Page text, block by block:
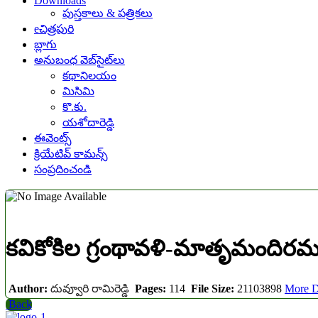
పుస్తకాలు & పత్రికలు
eచిత్రపురి
బ్లాగు
అనుబంధ వెబ్‌సైట్‌లు
కథానిలయం
మిసిమి
కొ.కు.
యశోదారెడ్డి
ఈవెంట్స్
క్రియేటివ్ కామన్స్
సంప్రదించండి
కవికోకిల గ్రంథావళి-
Author: దువ్వూరి రామిరెడ్డి Pages: 114 File Size: 21103898 More
Back